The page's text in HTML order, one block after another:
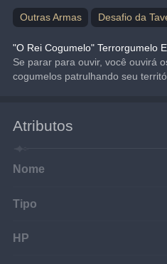
Outras Armas Desafio da
"O Rei Cogumelo" Terrorgumelo
Se parar para ouvir, você ouvirá
cogumelos patrulhando seu
Atributos
Nome
Tipo
HP